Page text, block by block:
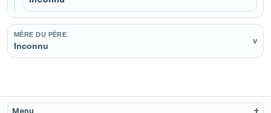
MÈRE DU PÈRE
Inconnu v